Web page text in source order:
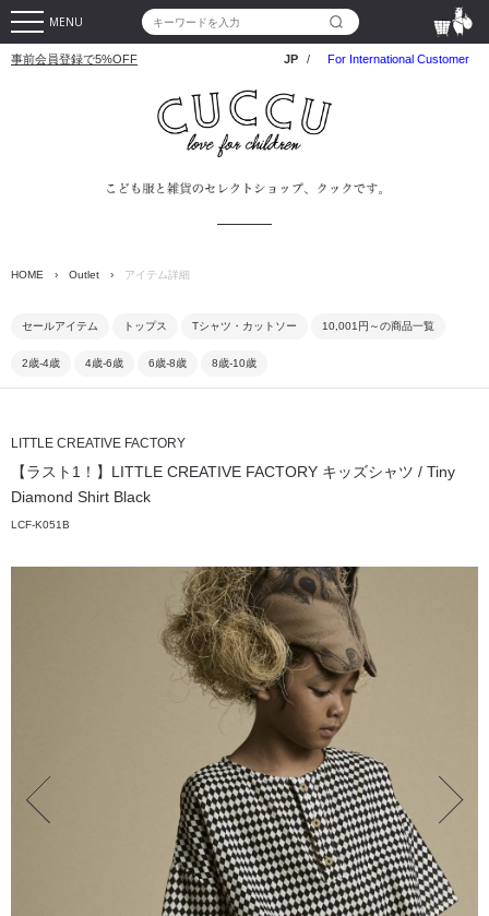
MENU
事前会員登録で5%OFF JP / For International Customer
HOME › Outlet › アイテム詳細
セールアイテム トップス Tシャツ・カットソー 10,001円～の商品一覧
2歳-4歳 4歳-6歳 6歳-8歳 8歳-10歳
LITTLE CREATIVE FACTORY
【ラスト1！】LITTLE CREATIVE FACTORY キッズシャツ / Tiny
Diamond Shirt Black
LCF-K051B